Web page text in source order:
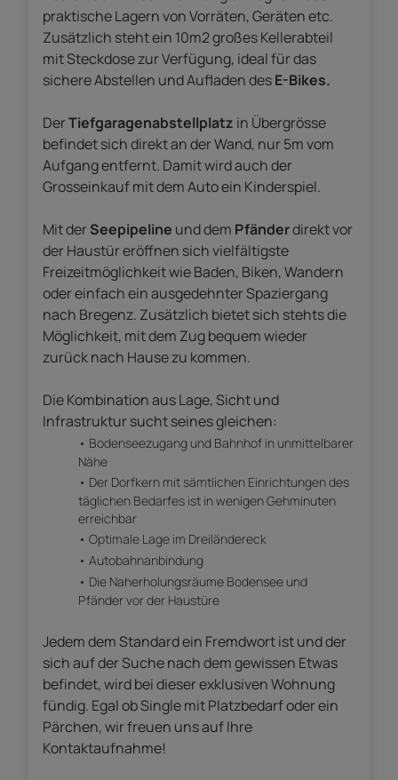
praktische Lagern von Vorräten, Geräten etc.
Zusätzlich steht ein 10m2 großes Kellerabteil
mit Steckdose zur Verfügung, ideal für das
sichere Abstellen und Aufladen desE-Bikes.
DerTiefgaragenabstellplatz in Übergrösse
befindet sich direkt an der Wand, nur 5m vom
Aufgang entfernt. Damit wird auch der
Grosseinkauf mit dem Auto ein Kinderspiel.
Mit derSeepipeline und dem Pfänderdirekt vor
der Haustür eröffnen sich vielfältigste
Freizeitmöglichkeit wie Baden, Biken, Wandern
oder einfach ein ausgedehnter Spaziergang
nach Bregenz. Zusätzlich bietet sich stehts die
Möglichkeit, mit dem Zug bequem wieder
zurück nach Hause zu kommen.
Die Kombination aus Lage, Sicht und
Infrastruktur sucht seines gleichen:
Bodenseezugang und Bahnhof in unmittelbarer
Nähe
Der Dorfkern mit sämtlichen Einrichtungen des
täglichen Bedarfes ist in wenigen Gehminuten
erreichbar
Optimale Lage im Dreiländereck
Autobahnanbindung
Die Naherholungsräume Bodensee und
Pfänder vor der Haustüre
Jedem dem Standard ein Fremdwort ist und der
sich auf der Suche nach dem gewissen Etwas
befindet, wird bei dieser exklusiven Wohnung
fündig. Egal ob Single mit Platzbedarf oder ein
Pärchen, wir freuen uns auf Ihre
Kontaktaufnahme!